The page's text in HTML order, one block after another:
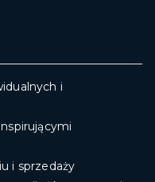
i
i sprzedaży